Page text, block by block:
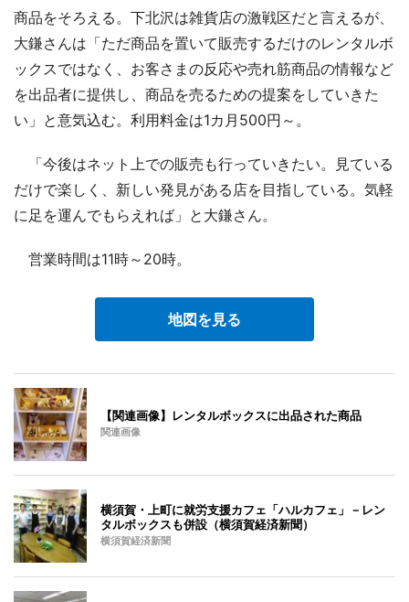
商品をそろえる。下北沢は雑貨店の激戦区だと言えるが、
大鎌さんは「ただ商品を置いて販売するだけのレンタルボ
ックスではなく、お客さまの反応や売れ筋商品の情報など
を出品者に提供し、商品を売るための提案をしていきた
い」と意気込む。利用料金は1カ月500円～。
「今後はネット上での販売も行っていきたい。見ている
だけで楽しく、新しい発見がある店を目指している。気軽
に足を運んでもらえれば」と大鎌さん。
営業時間は11時～20時。
地図を見る
【関連画像】レンタルボックスに出品された商品
関連画像
横須賀・上町に就労支援カフェ「ハルカフェ」－レン
タルボックスも併設（横須賀経済新聞）
横須賀経済新聞